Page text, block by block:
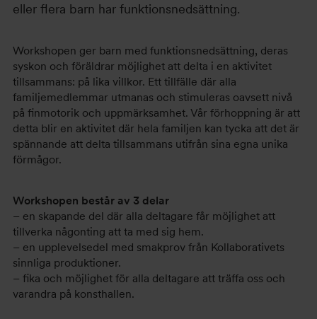
eller flera barn har funktionsnedsättning.
Workshopen ger barn med funktionsnedsättning, deras
syskon och föräldrar möjlighet att delta i en aktivitet
tillsammans: på lika villkor. Ett tillfälle där alla
familjemedlemmar utmanas och stimuleras oavsett nivå
på finmotorik och uppmärksamhet. Vår förhoppning är att
detta blir en aktivitet där hela familjen kan tycka att det är
spännande att delta tillsammans utifrån sina egna unika
förmågor.
Workshopen består av 3 delar
– en skapande del där alla deltagare får möjlighet att
tillverka någonting att ta med sig hem.
– en upplevelsedel med smakprov från Kollaborativets
sinnliga produktioner.
– fika och möjlighet för alla deltagare att träffa oss och
varandra på konsthallen.